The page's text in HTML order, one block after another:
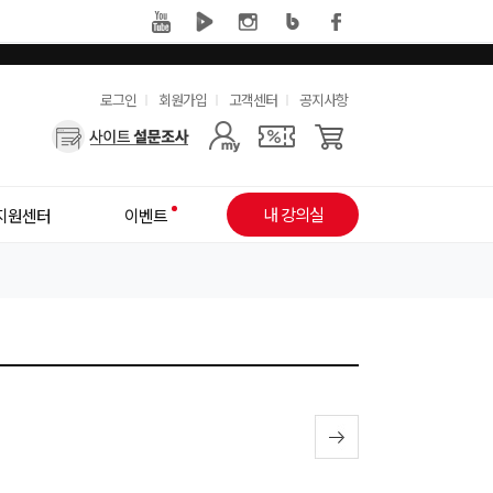
유
용
로그인 회원가입 고객센터 공지사항
사
원센터 이벤트 내 강의실